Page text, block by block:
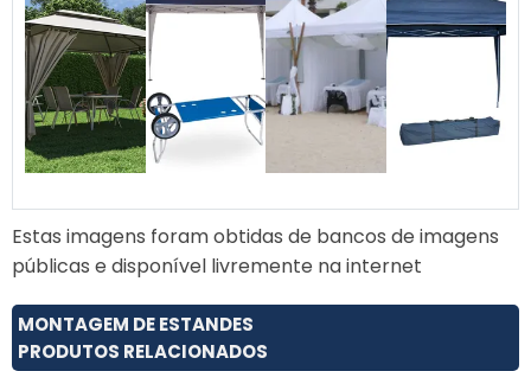
As tendências atuais incluem design
minimalista, uso de tecnologia interativa e
personalização baseada na experiência do
usuário.
Estas imagens foram obtidas de bancos de imagens
públicas e disponível livremente na internet
MONTAGEM DE ESTANDES
PRODUTOS RELACIONADOS